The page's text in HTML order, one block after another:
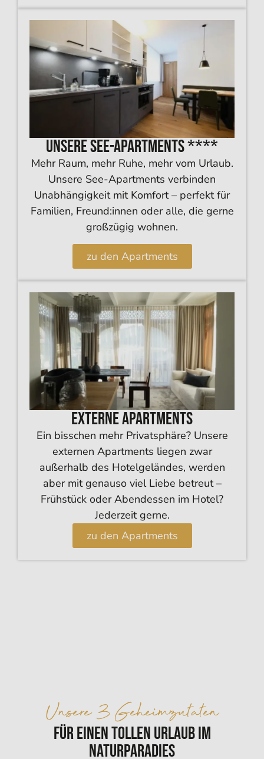
Unsere See-Apartments ****
Mehr Raum, mehr Ruhe, mehr vom Urlaub.
Unsere See-Apartments verbinden
Unabhängigkeit mit Komfort – perfekt für
Familien, Freund:innen oder alle, die gerne
großzügig wohnen.
zu den Apartments
Externe Apartments
Ein bisschen mehr Privatsphäre? Unsere
externen Apartments liegen zwar
außerhalb des Hotelgeländes, werden
aber mit genauso viel Liebe betreut –
Frühstück oder Abendessen im Hotel?
Jederzeit gerne.
zu den Apartments
Unsere 3 Geheimzutaten
für einen tollen Urlaub im
Naturparadies